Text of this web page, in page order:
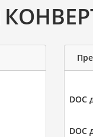
DOC
DOC